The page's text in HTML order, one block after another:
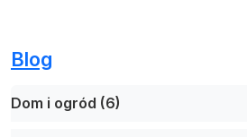
Blog
Dom i ogród (6)